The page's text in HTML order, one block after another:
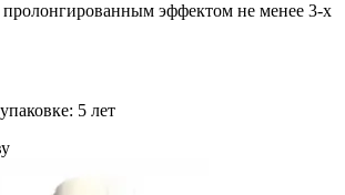
пролонгированным эффектом не менее 3-х
: 5 лет